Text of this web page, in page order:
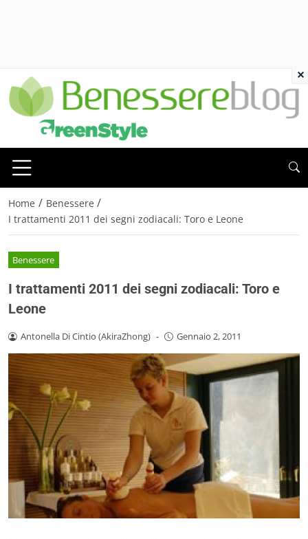
Home / Benessere /
I trattamenti 2011 dei segni zodiacali: Toro e Leone
Benessere
I trattamenti 2011 dei segni zodiacali: Toro e
Leone
Antonella Di Cintio (AkiraZhong) - Gennaio 2, 2011
×